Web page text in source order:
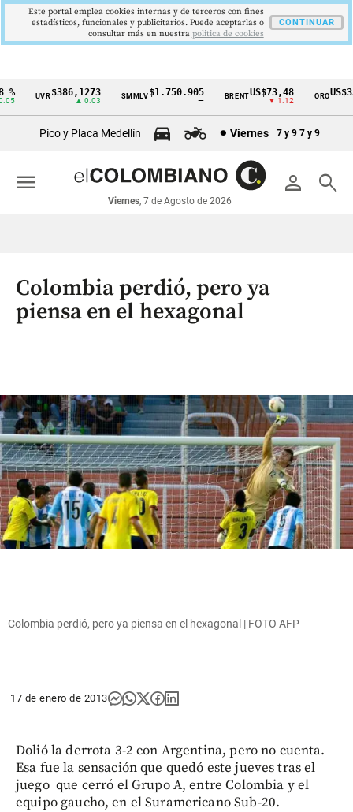
Cintillo
económicos
Colombia
UVR$386,1273
▲ 0.03
SMMLV$1.750.905 BRENTUS$73,48
▼ 1.12
ORO
Pico y Placa Medellín Viernes 7 y 9 7 y 9
person search
Viernes, 7 de Agosto de 2026
menu
Colombia perdió, pero ya
piensa en el hexagonal
Colombia perdió, pero ya piensa en el hexagonal | FOTO AFP
17 de enero de 2013
Dolió la derrota 3-2 con Argentina, pero no cuenta.
Esa fue la sensación que quedó este jueves tras el
juego que cerró el Grupo A, entre Colombia y el
equipo gaucho, en el Suramericano Sub-20.
Este portal emplea cookies internas y de terceros con fines
estadísticos, funcionales y publicitarios. Puede aceptarlas o
consultar más en nuestra politica de cookies
CONTINUAR